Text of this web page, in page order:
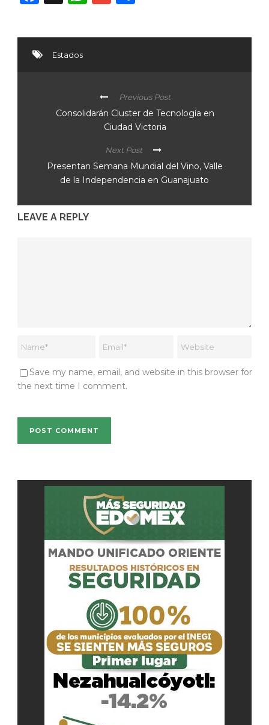
Estados
Previous Post
Consolidarán Cluster de Tecnología en
Ciudad Victoria
Next Post
Presentan Semana Mundial del Vino, Valle
de la Independencia en Guanajuato
LEAVE A REPLY
Save my name, email, and website in this browser for
the next time I comment.